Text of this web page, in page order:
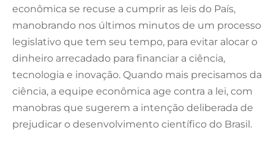
econômica se recuse a cumprir as leis do País,
manobrando nos últimos minutos de um processo
legislativo que tem seu tempo, para evitar alocar o
dinheiro arrecadado para financiar a ciência,
tecnologia e inovação. Quando mais precisamos da
ciência, a equipe econômica age contra a lei, com
manobras que sugerem a intenção deliberada de
prejudicar o desenvolvimento científico do Brasil.